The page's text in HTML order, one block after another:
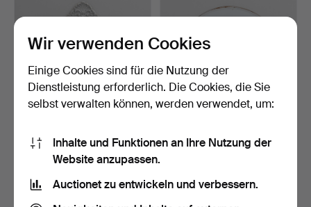
SPIEGEL, bemaltes Holz,
Rokoko-Stil, 20. J…
Beendet 19. Jun 2026
1 Gebot
SPIEGEL, Funkis, 1930er
1 Gebot
Wir verwenden Cookies
Einige Cookies sind für die Nutzung der
Dienstleistung erforderlich. Die Cookies, die Sie
selbst verwalten können, werden verwendet, um:
Inhalte und Funktionen an Ihre Nutzung der
Website anzupassen.
Auctionet zu entwickeln und verbessern.